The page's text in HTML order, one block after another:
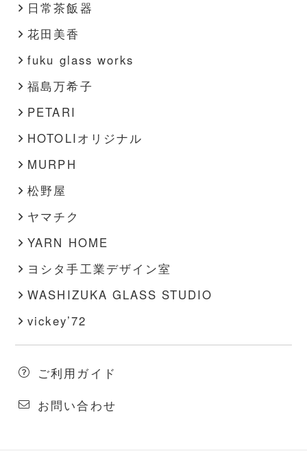
日常茶飯器
花田美香
fuku glass works
福島万希子
PETARI
HOTOLIオリジナル
MURPH
松野屋
ヤマチク
YARN HOME
ヨシタ手工業デザイン室
WASHIZUKA GLASS STUDIO
vickey’72
ご利用ガイド
お問い合わせ